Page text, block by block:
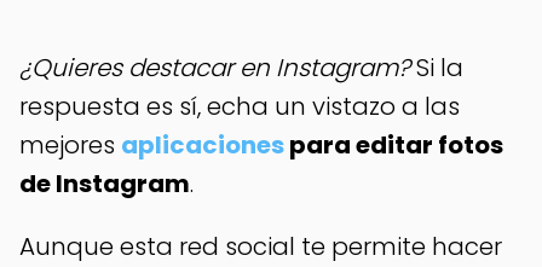
¿Quieres destacar en Instagram?Si la
respuesta es sí, echa un vistazo a las
mejores aplicacionespara editar fotos
de Instagram.
Aunque esta red social te permite hacer